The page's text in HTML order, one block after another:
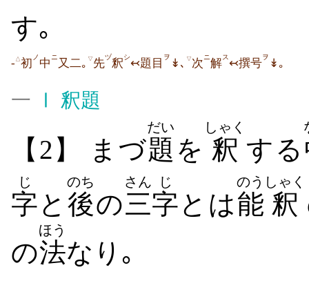
す｡
- △初 ノ 中 ニ 又二｡ ▽ 先ヅ釈シ↢題目 ヲ ↡､ ▽ 次 ニ解ス↢撰号ヲ ↡｡
一 Ⅰ 釈題
【2】 まづ題
だい
を 釈
しゃく
する
字
じ
と 後
のち
の三
さん
字
じ
とは能
のう
釈
しゃく
の法
ほう
なり｡